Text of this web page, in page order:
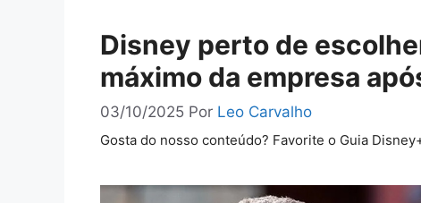
Disney perto de
máximo da empresa
03/10/2025 Por Leo Carvalho
Gosta do nosso conteúdo? Favorite o Guia